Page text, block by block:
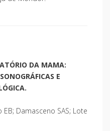
DA MAMA:
E
EB; Damasceno SAS; Lote